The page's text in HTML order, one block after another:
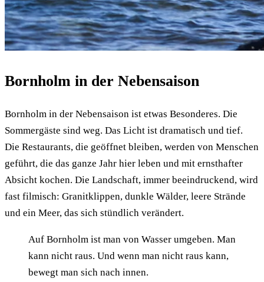
Bornholm in der Nebensaison
Bornholm in der Nebensaison ist etwas Besonderes. Die
Sommergäste sind weg. Das Licht ist dramatisch und tief.
Die Restaurants, die geöffnet bleiben, werden von Menschen
geführt, die das ganze Jahr hier leben und mit ernsthafter
Absicht kochen. Die Landschaft, immer beeindruckend, wird
fast filmisch: Granitklippen, dunkle Wälder, leere Strände
und ein Meer, das sich stündlich verändert.
Auf Bornholm ist man von Wasser umgeben. Man
kann nicht raus. Und wenn man nicht raus kann,
bewegt man sich nach innen.